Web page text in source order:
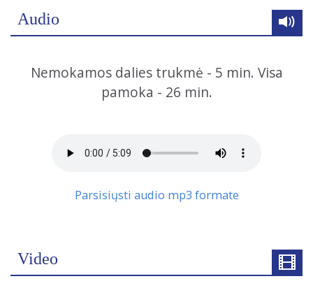
Audio
Nemokamos dalies trukmė - 5 min. Visa
pamoka - 26 min.
Parsisiųsti audio mp3 formate
Video